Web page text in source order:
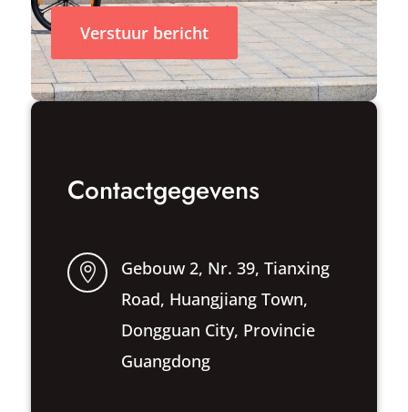
Verstuur bericht
Contactgegevens

Gebouw 2, Nr. 39, Tianxing
Road, Huangjiang Town,
Dongguan City, Provincie
Guangdong